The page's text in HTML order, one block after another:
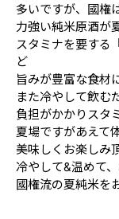
多いですが、國権
力強い純米原酒が
スタミナを要する
ど
旨みが豊富な食材
また冷やして飲む
負担がかかりスタ
夏場ですがあえて
美味しくお楽しみ
冷やして&温めて
國権流の夏純米を